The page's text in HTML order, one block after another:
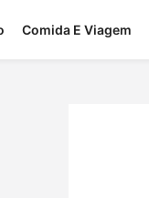
Сomida E Viagem